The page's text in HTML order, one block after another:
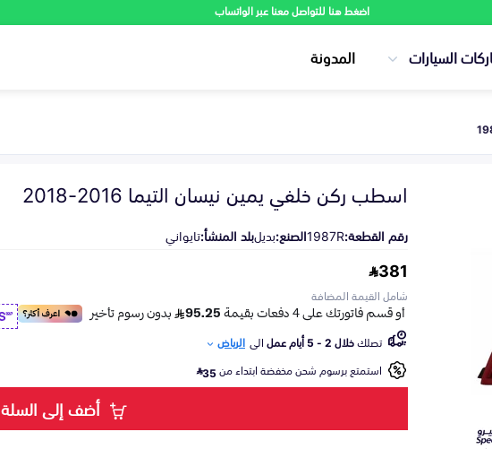
اضغط هنا للتواصل معنا عبر الواتساب
السيارات المدونة
اسطب ركن خلفي يمين نيسان التيما 2016-2018
رقم القطعة:1987Rالصنع:بديلبلد المنشأ:تايواني
381
شامل القيمة المضافة
تصلكخلال 2 - 5 أيام عمل الى الرياض
استمتع برسوم شحن مخفضة ابتداء من35
أضف إلى السلة